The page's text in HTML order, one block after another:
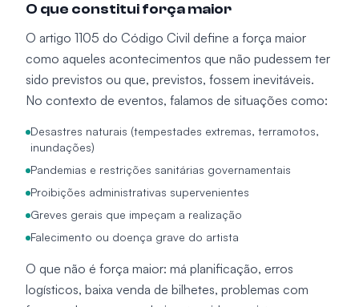
O que constitui força maior
O artigo 1105 do Código Civil define a força maior
como aqueles acontecimentos que não pudessem ter
sido previstos ou que, previstos, fossem inevitáveis.
No contexto de eventos, falamos de situações como:
Desastres naturais (tempestades extremas, terramotos,
inundações)
Pandemias e restrições sanitárias governamentais
Proibições administrativas supervenientes
Greves gerais que impeçam a realização
Falecimento ou doença grave do artista
O que não é força maior: má planificação, erros
logísticos, baixa venda de bilhetes, problemas com